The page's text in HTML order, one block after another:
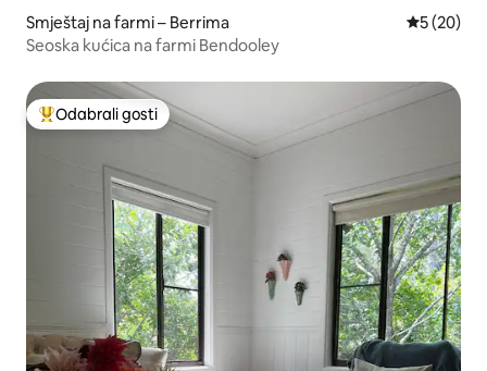
Smještaj na farmi – Berrima Prosječna
5 (20)
Seoska kućica na farmi Bendooley
Među najviše rangiranima s oznakom „Odabrali gosti”
Odabrali gosti